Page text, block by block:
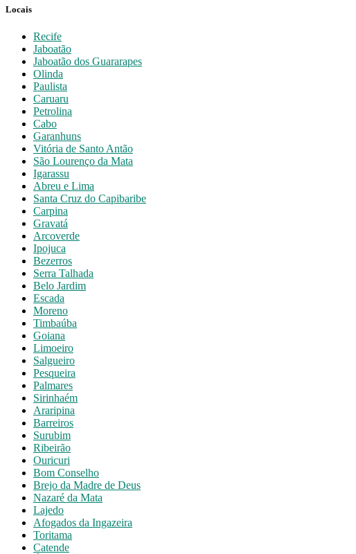
Locais
Recife
Jaboatão
Jaboatão dos Guararapes
Olinda
Paulista
Caruaru
Petrolina
Cabo
Garanhuns
Vitória de Santo Antão
São Lourenço da Mata
Igarassu
Abreu e Lima
Santa Cruz do Capibaribe
Carpina
Gravatá
Arcoverde
Ipojuca
Bezerros
Serra Talhada
Belo Jardim
Escada
Moreno
Timbaúba
Goiana
Limoeiro
Salgueiro
Pesqueira
Palmares
Sirinhaém
Araripina
Barreiros
Surubim
Ribeirão
Ouricuri
Bom Conselho
Brejo da Madre de Deus
Nazaré da Mata
Lajedo
Afogados da Ingazeira
Toritama
Catende